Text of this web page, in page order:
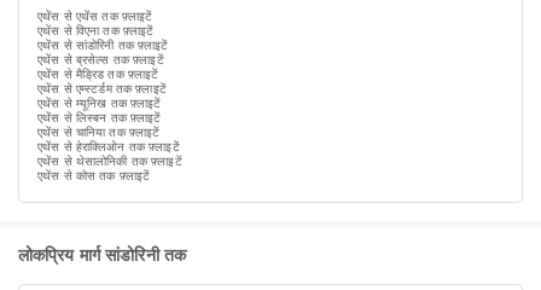
एथेंस से एथेंस तक फ़्लाइटें
एथेंस से विएना तक फ़्लाइटें
एथेंस से सांडोरिनी तक फ़्लाइटें
एथेंस से ब्रसेल्स तक फ़्लाइटें
एथेंस से मैड्रिड तक फ़्लाइटें
एथेंस से एम्स्टर्डम तक फ़्लाइटें
एथेंस से म्यूनिख तक फ़्लाइटें
एथेंस से लिस्बन तक फ़्लाइटें
एथेंस से चानिया तक फ़्लाइटें
एथेंस से हेराक्लिओन तक फ़्लाइटें
एथेंस से थेसालोनिकी तक फ़्लाइटें
एथेंस से कोस तक फ़्लाइटें
लोकप्रिय मार्ग सांडोरिनी तक